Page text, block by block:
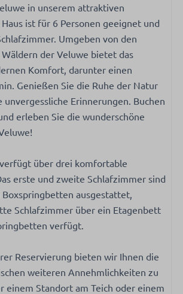
mit Pads
Mit Gefrierfach
Kühlung
in unserem attraktiven
Haus ist für 6 Personen geeignet und
Umgeben von den
der Veluwe bietet das
Komfort, darunter einen
Genießen Sie die Ruhe der Natur
unvergessliche Erinnerungen. Buchen
erleben Sie die wunderschöne
über drei komfortable
erste und zweite Schlafzimmer sind
ausgestattet,
Schlafzimmer über ein Etagenbett
verfügt.
Reservierung bieten wir Ihnen die
weiteren Annehmlichkeiten zu
einem Standort am Teich oder einem